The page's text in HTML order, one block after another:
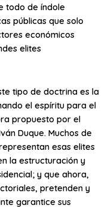
todo de índole
públicas que solo
económicos
elites
tipo de doctrina es la
el espíritu para el
propuesto por el
Duque. Muchos de
esas elites
la estructuración y
y que ahora,
pretenden y
garantice sus